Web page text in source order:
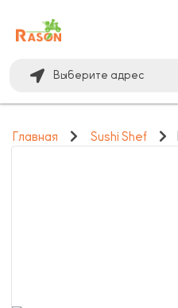
Выберите адрес
Главная Sushi Shef